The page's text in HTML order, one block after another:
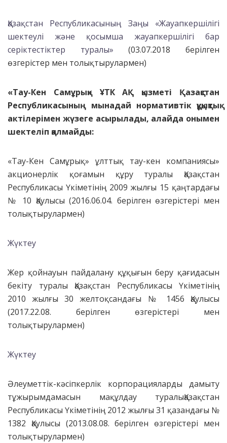
Қазақстан Республикасының Заңы «Жауапкершілігі
шектеулі және қосымша жауапкершілігі бар
серіктестіктер туралы» (03.07.2018 берілген
өзгерістер мен толықтырулармен)
«Тау-Кен Самұрық» ҰТКАҚ қызметі Қазақстан
Республикасының мынадай нормативтік құқықтық
актілерімен жүзеге асырылады, алайда онымен
шектеліп қалмайды:
«Тау-Кен Самұрық» ұлттық тау-кен компаниясы»
акционерлік қоғамын құру туралы Қазақстан
Республикасы Үкіметінің 2009 жылғы 15 қаңтардағы
№ 10 Қаулысы(2016.06.04. берілген өзгерістері мен
толықтырулармен)
Жүктеу
Жер қойнауын пайдалану құқығын беру қағидасын
бекіту туралы Қазақстан Республикасы Үкіметінің
2010 жылғы 30 желтоқсандағы № 1456 Қаулысы
(2017.22.08. берілген өзгерістері мен
толықтырулармен)
Жүктеу
Әлеуметтік-кәсіпкерлік корпорацияларды дамыту
тұжырымдамасын мақұлдау туралыҚазақстан
Республикасы Үкіметінің 2012 жылғы 31 қазандағы №
1382 Қаулысы (2013.08.08. берілген өзгерістері мен
толықтырулармен)